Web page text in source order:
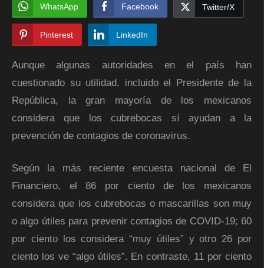
WhatsApp Facebook Twitter/X
Pinterest LinkedIn
Aunque algunas autoridades en el país han
cuestionado su utilidad, incluido el Presidente de la
República, la gran mayoría de los mexicanos
considera que los cubrebocas sí ayudan a la
prevención de contagios de coronavirus.
Según la más reciente encuesta nacional de El
Financiero, el 86 por ciento de los mexicanos
considera que los cubrebocas o mascarillas son muy
o algo útiles para prevenir contagios de COVID-19; 60
por ciento los considera “muy útiles” y otro 26 por
ciento los ve “algo útiles”. En contraste, 11 por ciento